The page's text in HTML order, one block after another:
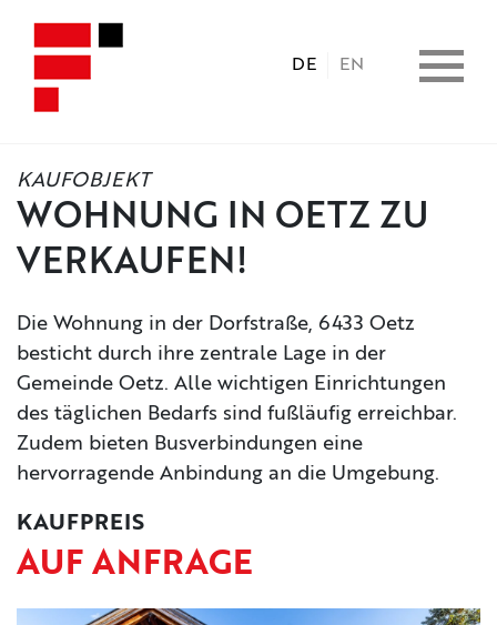
DE EN
HOME
IMMOBILIEN
CONSULTING
LEISTUNGEN
UNTERNEHMEN
KONTAKT
IMPRESSUM
KAUFOBJEKT
WOHNUNG IN OETZ ZU
VERKAUFEN!
Die Wohnung in der Dorfstraße, 6433 Oetz
besticht durch ihre zentrale Lage in der
Gemeinde Oetz. Alle wichtigen Einrichtungen
des täglichen Bedarfs sind fußläufig erreichbar.
Zudem bieten Busverbindungen eine
hervorragende Anbindung an die Umgebung.
KAUFPREIS
AUF ANFRAGE